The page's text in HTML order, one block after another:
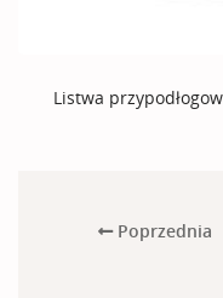
Listwa
Poprzednia